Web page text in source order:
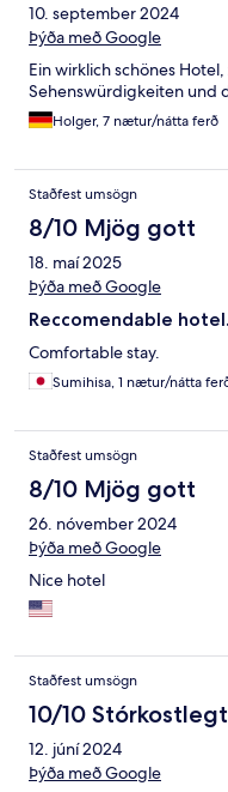
10. september 2024
Þýða með Google
Ein wirklich schönes
Sehenswürdigkeiten und
Holger, 7 nætur/nátta ferð
Staðfest umsögn
8/10 Mjög gott
18. maí 2025
Þýða með Google
Reccomendable hotel.
Comfortable stay.
Sumihisa, 1 nætur/nátta
Staðfest umsögn
8/10 Mjög gott
26. nóvember 2024
Þýða með Google
Nice hotel
Staðfest umsögn
10/10 Stórkostlegt
12. júní 2024
Þýða með Google